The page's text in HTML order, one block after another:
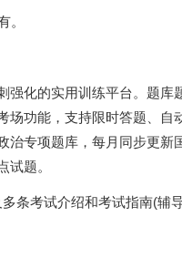
。
强化的实用训练平台。题库
场功能，支持限时答题、自
治专项题库，每月同步更新
题。
条考试介绍和考试指南(辅